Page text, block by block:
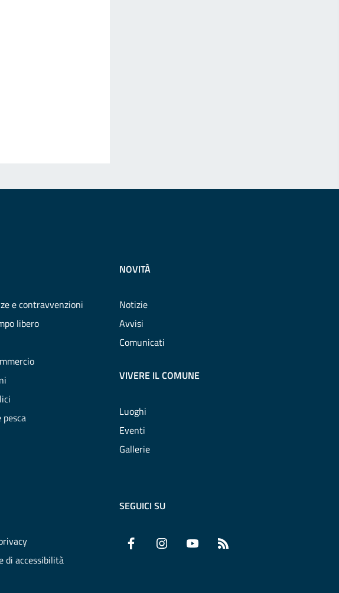
e contravvenzioni
libero
NOVITÀ
Notizie
Avvisi
Comunicati
VIVERE IL COMUNE
Luoghi
Eventi
Gallerie
di accessibilità
SEGUICI SU
Facebook InstagramYouTube